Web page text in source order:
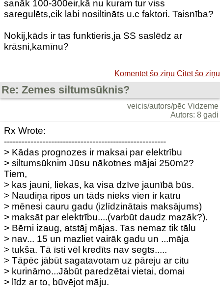
sanāk 100-300eir,kā nu kuram tur viss
saregulēts,cik labi nosiltināts u.c faktori. Taisnība?
Nokij,kāds ir tas funktieris,ja SS saslēdz ar
krāsni,kamīnu?
Komentēt šo ziņu Citēt šo ziņu
Re: Zemes siltumsūknis?
veicis/autors/pēc Vidzeme
Autors: 8 gadi
Rx Wrote:
-------------------------------------------------------
> Kādas prognozes ir maksai par elektrību
> siltumsūknim Jūsu nākotnes mājai 250m2?
Tiem,
> kas jauni, liekas, ka visa dzīve jaunībā būs.
> Naudiņa ripos un tāds nieks vien ir katru
> mēnesi cauru gadu (izlīdzinātais maksājums)
> maksāt par elektrību....(varbūt daudz mazāk?).
> Bērni izaug, atstāj mājas. Tas nemaz tik tālu
> nav... 15 un mazliet vairāk gadu un ...māja
> tukša. Tā īsti vēl kredīts nav segts.....
> Tāpēc jābūt sagatavotam uz pāreju ar citu
> kurināmo...Jābūt paredzētai vietai, domai
> līdz ar to, būvējot māju.